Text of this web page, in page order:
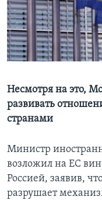
Learning English
СОЦИАЛЬНЫЕ СЕТИ
Языки
Несмотря на это,
развивать
странами
Министр
возложил на ЕС
Россией, заявив,
разрушает